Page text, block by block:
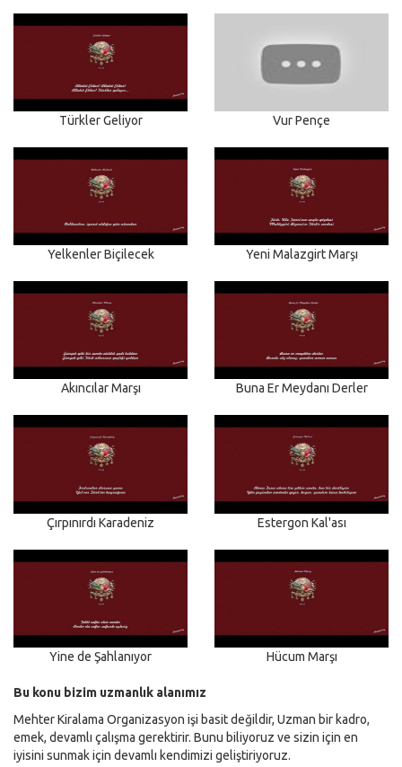
Türkler Geliyor Vur Pençe
Yelkenler Biçilecek Yeni Malazgirt Marşı
Akıncılar Marşı Buna Er Meydanı Derler
Çırpınırdı Karadeniz Estergon Kal'ası
Yine de Şahlanıyor Hücum Marşı
Bu konu bizim uzmanlık alanımız
Mehter Kiralama Organizasyon işi basit değildir, Uzman bir kadro,
emek, devamlı çalışma gerektirir. Bunu biliyoruz ve sizin için en
iyisini sunmak için devamlı kendimizi geliştiriyoruz.